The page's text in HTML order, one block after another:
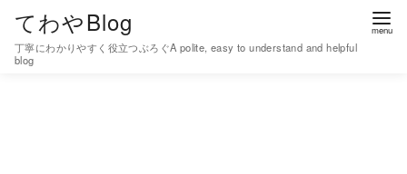
てわやBlog
丁寧にわかりやすく役立つぶろぐA polite, easy to understand and helpful
blog